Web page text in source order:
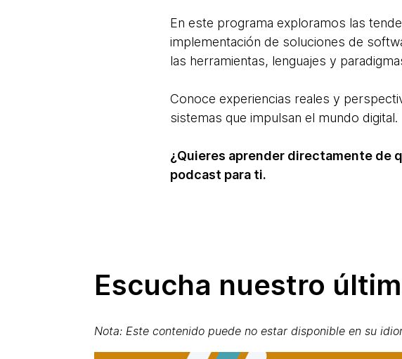
En este programa exploramos las
implementación de soluciones de
las herramientas, lenguajes y
Conoce experiencias reales y
sistemas que impulsan el mundo digital.
¿Quieres aprender directamente de
podcast para ti.
Escucha nuestro
Nota: Este contenido puede no estar disponible en su